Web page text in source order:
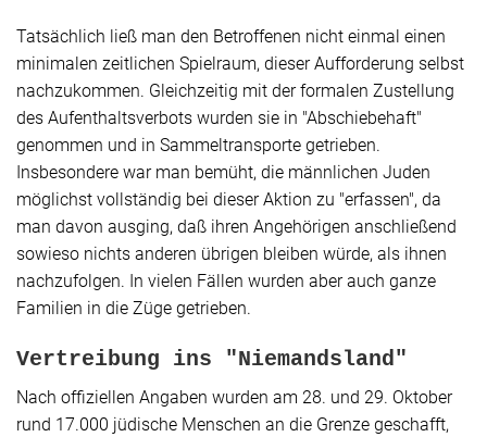
Tatsächlich ließ man den Betroffenen nicht einmal einen
minimalen zeitlichen Spielraum, dieser Aufforderung selbst
nachzukommen. Gleichzeitig mit der formalen Zustellung
des Aufenthaltsverbots wurden sie in "Abschiebehaft"
genommen und in Sammeltransporte getrieben.
Insbesondere war man bemüht, die männlichen Juden
möglichst vollständig bei dieser Aktion zu "erfassen", da
man davon ausging, daß ihren Angehörigen anschließend
sowieso nichts anderen übrigen bleiben würde, als ihnen
nachzufolgen. In vielen Fällen wurden aber auch ganze
Familien in die Züge getrieben.
Vertreibung ins "Niemandsland"
Nach offiziellen Angaben wurden am 28. und 29. Oktober
rund 17.000 jüdische Menschen an die Grenze geschafft,